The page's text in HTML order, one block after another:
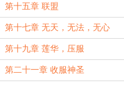
第十五章 联盟
第十七章 无天，无法，无心
第十九章 莲华，压服
第二十一章 收服神圣